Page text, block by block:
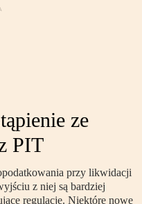
ze
PIT
przy likwidacji
z niej są bardziej
regulacje. Niektóre nowe